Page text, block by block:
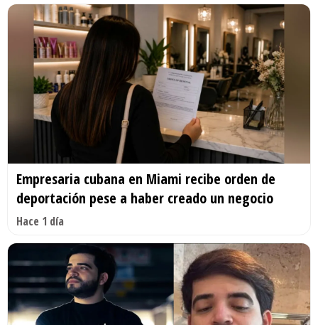
Empresaria cubana en Miami recibe orden de
deportación pese a haber creado un negocio
Hace 1 día